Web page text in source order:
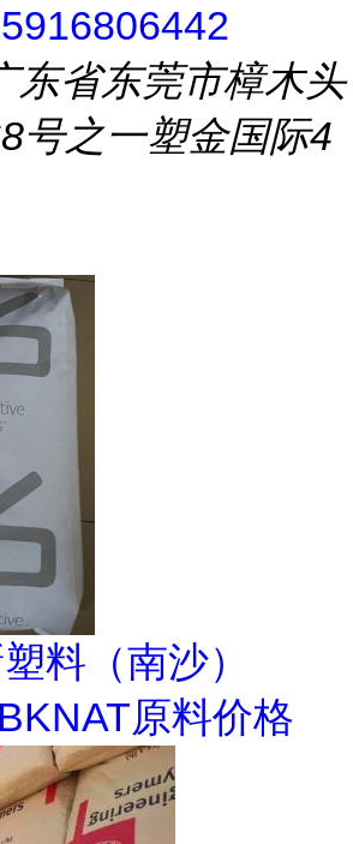
东省东莞市樟木头
号之一塑金国际4
料（南沙）
原料价格